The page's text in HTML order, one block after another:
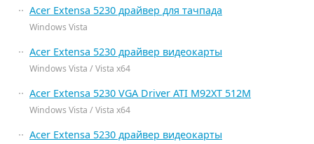
Acer Extensa 5230 драйвер для тачпада
Windows Vista
Acer Extensa 5230 драйвер видеокарты
Windows Vista / Vista x64
Acer Extensa 5230 VGA Driver ATI M92XT 512M
Windows Vista / Vista x64
Acer Extensa 5230 драйвер видеокарты